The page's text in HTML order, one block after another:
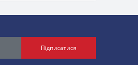
Підписатися